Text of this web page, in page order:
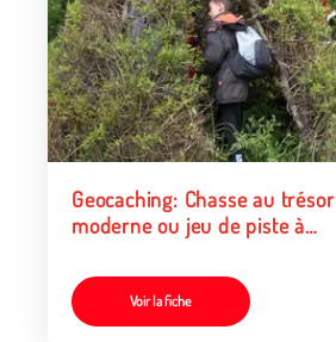
Geocaching: Chasse au trésor
moderne ou jeu de piste à
Voir la fiche